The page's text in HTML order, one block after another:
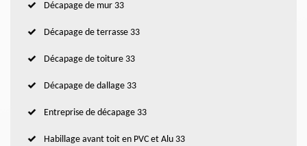
Décapage de mur 33
Décapage de terrasse 33
Décapage de toiture 33
Décapage de dallage 33
Entreprise de décapage 33
Habillage avant toit en PVC et Alu 33